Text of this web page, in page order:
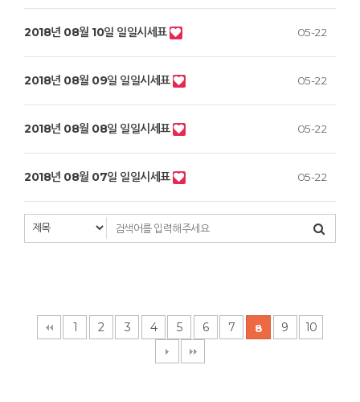
2018년 08월 10일 일일시세표 05-22
2018년 08월 09일 일일시세표 05-22
2018년 08월 08일 일일시세표 05-22
2018년 08월 07일 일일시세표 05-22
1 2 3 4 5 6 7 8 9 10